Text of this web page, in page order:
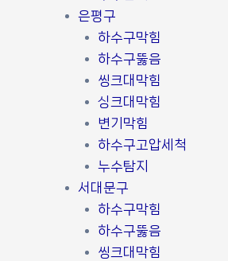
은평구
하수구막힘
하수구뚫음
씽크대막힘
싱크대막힘
변기막힘
하수구고압세척
누수탐지
서대문구
하수구막힘
하수구뚫음
씽크대막힘